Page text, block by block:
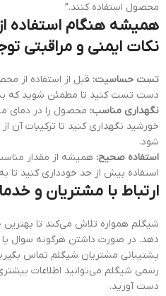
محصول استفاده کنند.”
همیشه هنگام استفاده
نکات ایمنی و مراقبتی
تست حساسیت: قبل از استفاده از
دست تست کنید تا مطمئن شوید که
نگهداری مناسب: محصول را در دمای
خورشید نگهداری کنید تا ترکیبات
شود.
استفاده صحیح: همیشه از مقدار
استفاده بیش از حد خودداری کنید تا
ارتباط با مشتریان و
شیگلم همواره تلاش می‌کند تا بهترین
دهد. در صورت داشتن هرگونه سوال یا
پشتیبانی مشتریان شیگلم تماس
رسمی شیگلم می‌توانید اطلاعات
دست آورید.